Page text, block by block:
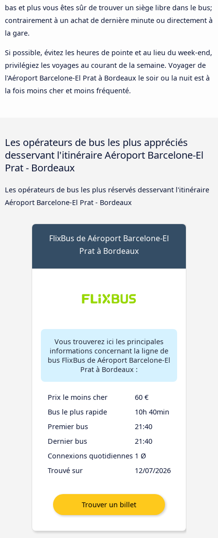
bas et plus vous êtes sûr de trouver un siège libre dans le bus;
contrairement à un achat de dernière minute ou directement à
la gare.
Si possible, évitez les heures de pointe et au lieu du week-end,
privilégiez les voyages au courant de la semaine. Voyager de
l'Aéroport Barcelone-El Prat à Bordeaux le soir ou la nuit est à
la fois moins cher et moins fréquenté.
Les opérateurs de bus les plus appréciés
desservant l'itinéraire Aéroport Barcelone-El
Prat - Bordeaux
Les opérateurs de bus les plus réservés desservant l'itinéraire
Aéroport Barcelone-El Prat - Bordeaux
FlixBus de Aéroport Barcelone-El
Prat à Bordeaux
Vous trouverez ici les principales
informations concernant la ligne de
bus FlixBus de Aéroport Barcelone-El
Prat à Bordeaux :
Prix le moins cher
60 €
Bus le plus rapide
10h 40min
Premier bus
21:40
Dernier bus
21:40
Connexions quotidiennes 1 Ø
Trouvé sur
12/07/2026